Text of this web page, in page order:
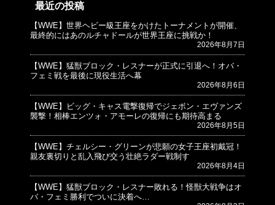
最近の投稿
【WWE】世界ヘビー級王座をかけたトーナメントが開催、
最終的にはあのルチャドールが世界王座に挑戦か！
2026年8月7日
【WWE】猛獣ブロック・レスナーが正式に引退へ！オバ・
フェミ戦を最後に現役生活へ幕
2026年8月6日
【WWE】ビッグ・キャス電撃復帰でジェボン・エヴァンズ
襲撃！相棒エンツォ・アモーレの復帰にも期待高まる
2026年8月5日
【WWE】チェルシー・グリーンが悲願の女子王座初戴冠！
親友裏切りと乱入飛び交う壮絶ラダー戦制す
2026年8月4日
【WWE】猛獣ブロック・レスナー敗れる！怪獣大戦争はオ
バ・フェミ勝利でついに決着へ…
© プロレスJunkie ～WWEの最新情報 USA～